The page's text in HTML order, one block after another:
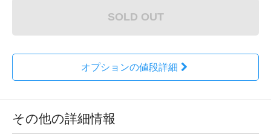
SOLD OUT
オプションの値段詳細
その他の詳細情報